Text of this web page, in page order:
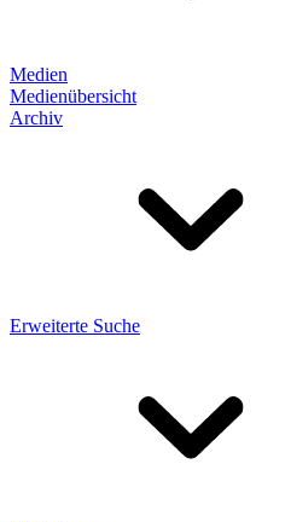
Medien
Medienübersicht
Archiv
Erweiterte Suche